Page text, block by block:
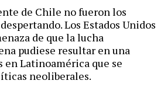
de Chile no fueron los
Los Estados Unidos
de que la lucha
pudiese resultar en una
en Latinoamérica que se
neoliberales.